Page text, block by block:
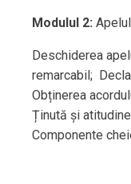
Modulul 2:
Deschiderea
remarcabil;
Obținerea
Ținută și
Componente